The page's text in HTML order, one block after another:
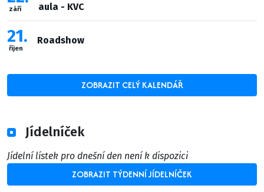
září aula - KVC
21
říjen
Roadshow
ZOBRAZIT CELÝ KALENDÁŘ
Jídelníček
Jídelní lístek pro dnešní den není k dispozici
ZOBRAZIT TÝDENNÍ JÍDELNÍČEK